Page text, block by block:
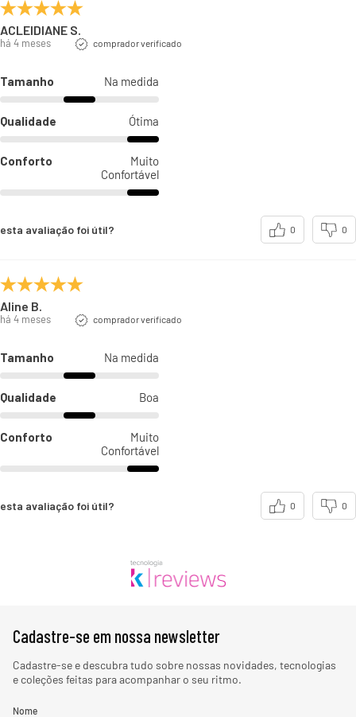
ACLEIDIANE S.
há 4 meses comprador verificado
Tamanho Na medida
Qualidade Ótima
Conforto
Muito
Confortável
esta avaliação foi útil? 0 0
Aline B.
há 4 meses comprador verificado
Tamanho Na medida
Qualidade Boa
Conforto
Muito
Confortável
esta avaliação foi útil? 0 0
Cadastre-se em nossa newsletter
Cadastre-se e descubra tudo sobre nossas novidades, tecnologias
e coleções feitas para acompanhar o seu ritmo.
Nome